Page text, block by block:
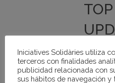
Iniciatives Solidàries utiliza
terceros con finalidades
publicidad relacionada con
sus hábitos de navegación y